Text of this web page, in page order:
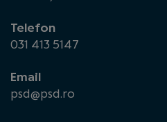
Telefon
031 413 5147
Email
psd@psd.ro